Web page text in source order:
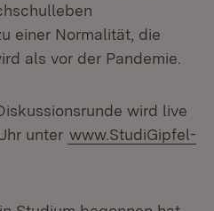
einer Normalität, die
als vor der Pandemie.
wird live
unter www.StudiGipfel-